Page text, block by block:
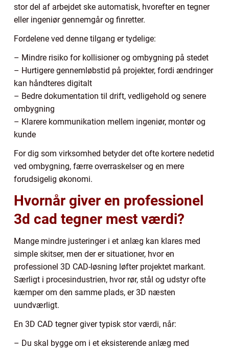
stor del af arbejdet ske automatisk, hvorefter en tegner
eller ingeniør gennemgår og finretter.
Fordelene ved denne tilgang er tydelige:
– Mindre risiko for kollisioner og ombygning på stedet
– Hurtigere gennemløbstid på projekter, fordi ændringer
kan håndteres digitalt
– Bedre dokumentation til drift, vedligehold og senere
ombygning
– Klarere kommunikation mellem ingeniør, montør og
kunde
For dig som virksomhed betyder det ofte kortere nedetid
ved ombygning, færre overraskelser og en mere
forudsigelig økonomi.
Hvornår giver en professionel
3d cad tegner mest værdi?
Mange mindre justeringer i et anlæg kan klares med
simple skitser, men der er situationer, hvor en
professionel 3D CAD-løsning løfter projektet markant.
Særligt i procesindustrien, hvor rør, stål og udstyr ofte
kæmper om den samme plads, er 3D næsten
uundværligt.
En 3D CAD tegner giver typisk stor værdi, når:
– Du skal bygge om i et eksisterende anlæg med